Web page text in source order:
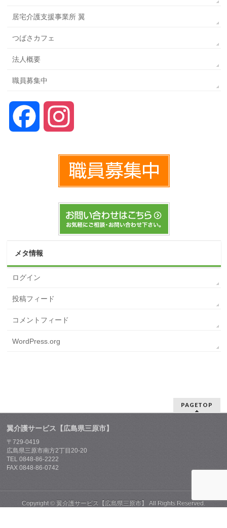
居宅介護支援事業所 翼
つばさカフェ
法人概要
職員募集中
Facebook
メタ情報
ログイン
投稿フィード
コメントフィード
WordPress.org
PAGETOP
翼介護サービス【広島県三原市】
〒729-0419
広島県三原市南方2丁目20-20
TEL 0848-86-2222
FAX 0848-86-0742
Copyright © 翼介護サービス【広島県三原市】 All Rights Reserved.